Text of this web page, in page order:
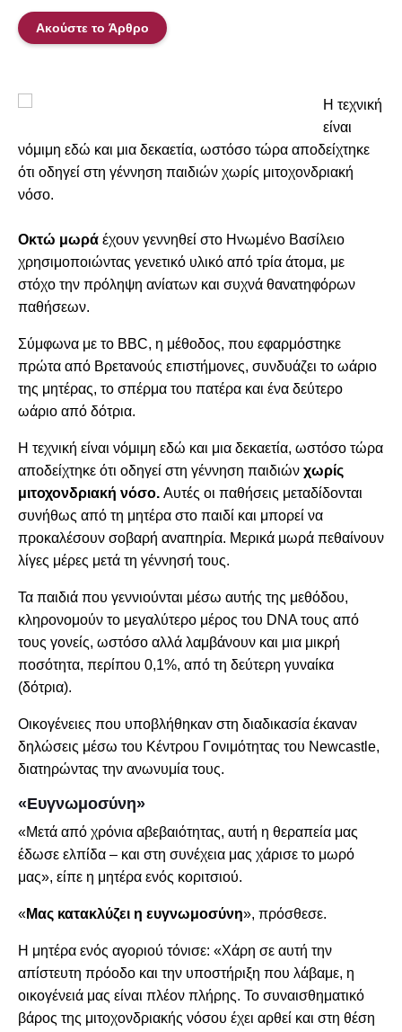
Ακούστε το Άρθρο
Η τεχνική
είναι
νόμιμη εδώ και μια δεκαετία, ωστόσο τώρα αποδείχτηκε
ότι οδηγεί στη γέννηση παιδιών χωρίς μιτοχονδριακή
νόσο.
Οκτώ μωρά έχουν γεννηθεί στο Ηνωμένο Βασίλειο
χρησιμοποιώντας γενετικό υλικό από τρία άτομα, με
στόχο την πρόληψη ανίατων και συχνά θανατηφόρων
παθήσεων.
Σύμφωνα με το BBC, η μέθοδος, που εφαρμόστηκε
πρώτα από Βρετανούς επιστήμονες, συνδυάζει το ωάριο
της μητέρας, το σπέρμα του πατέρα και ένα δεύτερο
ωάριο από δότρια.
Η τεχνική είναι νόμιμη εδώ και μια δεκαετία, ωστόσο τώρα
αποδείχτηκε ότι οδηγεί στη γέννηση παιδιών χωρίς
μιτοχονδριακή νόσο. Αυτές οι παθήσεις μεταδίδονται
συνήθως από τη μητέρα στο παιδί και μπορεί να
προκαλέσουν σοβαρή αναπηρία. Μερικά μωρά πεθαίνουν
λίγες μέρες μετά τη γέννησή τους.
Τα παιδιά που γεννιούνται μέσω αυτής της μεθόδου,
κληρονομούν το μεγαλύτερο μέρος του DNA τους από
τους γονείς, ωστόσο αλλά λαμβάνουν και μια μικρή
ποσότητα, περίπου 0,1%, από τη δεύτερη γυναίκα
(δότρια).
Οικογένειες που υποβλήθηκαν στη διαδικασία έκαναν
δηλώσεις μέσω του Κέντρου Γονιμότητας του Newcastle,
διατηρώντας την ανωνυμία τους.
«Ευγνωμοσύνη»
«Μετά από χρόνια αβεβαιότητας, αυτή η θεραπεία μας
έδωσε ελπίδα – και στη συνέχεια μας χάρισε το μωρό
μας», είπε η μητέρα ενός κοριτσιού.
«Μας κατακλύζει η ευγνωμοσύνη», πρόσθεσε.
Η μητέρα ενός αγοριού τόνισε: «Χάρη σε αυτή την
απίστευτη πρόοδο και την υποστήριξη που λάβαμε, η
οικογένειά μας είναι πλέον πλήρης. Το συναισθηματικό
βάρος της μιτοχονδριακής νόσου έχει αρθεί και στη θέση